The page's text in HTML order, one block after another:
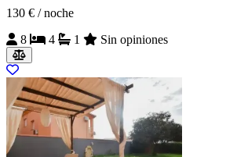
130 € / noche
8
4 1 Sin opiniones